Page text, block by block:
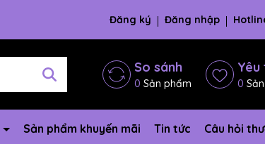
Đăng ký Đăng nhập
So sánh
0 Sản phẩm
Yêu
0
Sản phẩm khuyến mãi Tin tức Câu hỏi